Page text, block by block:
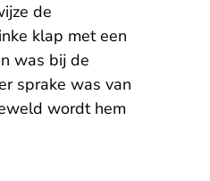
de
klap met een
was bij de
sprake was van
wordt hem